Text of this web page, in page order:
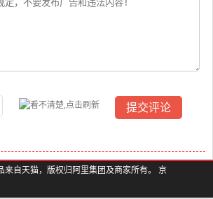
来自天猫，版权归阿里集团及商家所有。 京